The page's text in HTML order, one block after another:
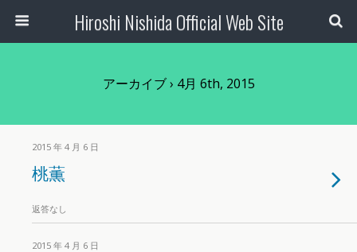
Hiroshi Nishida Official Web Site
アーカイブ › 4月 6th, 2015
2015 年 4 月 6 日
桃薫
返答なし
2015 年 4 月 6 日